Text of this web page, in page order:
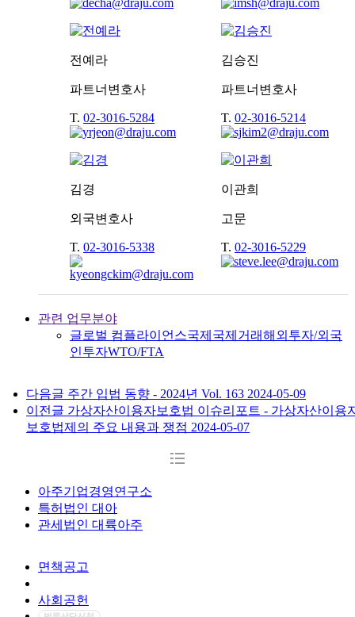
전예라
파트너변호사
T. 02-3016-5284
김승진
파트너변호사
T. 02-3016-5214
김경
외국변호사
T. 02-3016-5338
이관희
고문
T. 02-3016-5229
관련 업무분야
글로벌 컴플라이언스국제 국제거래해외투자/외국
인투자WTO/FTA
다음글 주간 입법 동향 - 2024년 Vol. 163 2024-05-09
이전글 가상자산이용자보호법 이슈리포트 - 가상자산이용
보호법제의 주요 내용과 쟁점 2024-05-07
아주기업경영연구소
특허법인 대아
관세법인 대륙아주
면책공고
사회공헌